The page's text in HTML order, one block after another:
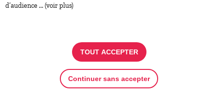
RETOUR À LA LISTE DES ACTUALITÉS
ACTUALITÉ SUIVANTE
d’audience ... (voir plus)
TOUT ACCEPTER
Continuer sans accepter